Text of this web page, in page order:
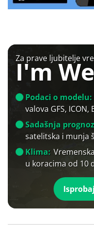
Za prave ljubitelje
I'm
Podaci o modelu:
valova GFS, ICON,
Sadašnja
satelitska i munja
Klima:
u koracima od 10